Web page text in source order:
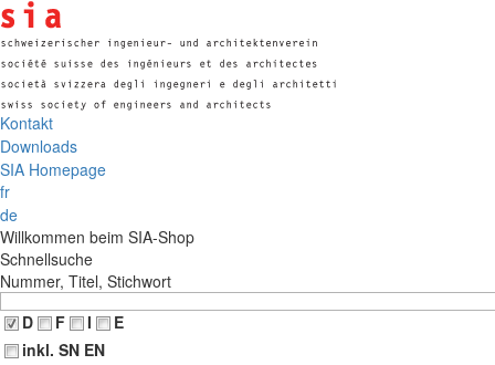
Kontakt
Downloads
SIA Homepage
fr
de
Willkommen beim SIA-Shop
Schnellsuche
Nummer, Titel, Stichwort
D
F I
E
inkl. SN EN